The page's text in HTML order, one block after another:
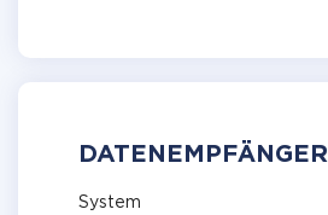
DATENEMPFÄNGER
System